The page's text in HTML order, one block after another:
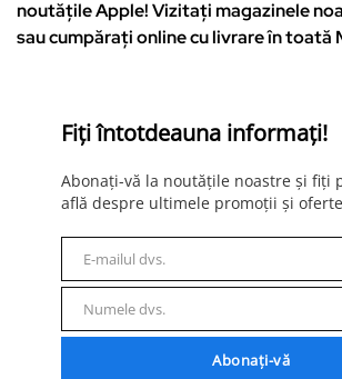
noutățile Apple! Vizitați magazinele
sau cumpărați online cu livrare în toată
Fiți întotdeauna informați!
Abonați-vă la noutățile noastre și fiți
află despre ultimele promoții și
E-
mail
E-mailul dvs.
Nume
Numele dvs.
Abonați-vă